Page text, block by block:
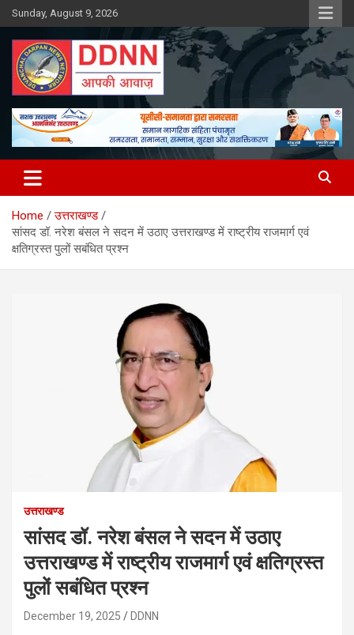
Skip
to
content
Sunday, August 9, 2026
DDNN
Home
उत्तराखण्ड
सांसद डॉ. नरेश बंसल ने सदन में उठाए उत्तराखण्ड में राष्ट्रीय राजमार्ग एवं
क्षतिग्रस्त पुलों सबंधित प्रश्न
उत्तराखण्ड
सांसद डॉ. नरेश बंसल ने सदन में उठाए
उत्तराखण्ड में राष्ट्रीय राजमार्ग एवं क्षतिग्रस्त
पुलों सबंधित प्रश्न
December 19, 2025 DDNN